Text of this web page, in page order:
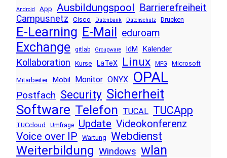
Android App Ausbildungspool Barrierefreiheit
Campusnetz Cisco Datenbank Datenschutz Drucken
E-Learning E-Mail eduroam
Exchange gitlab Groupware IdM Kalender
Kollaboration Kurse LaTeX Linux MFG Microsoft
Mitarbeiter Mobil Monitor ONYX OPAL
Postfach Security Sicherheit
Software Telefon TUCAL TUCApp
TUCcloud Umfrage Update Videokonferenz
Voice over IP Wartung Webdienst
Weiterbildung Windows wlan